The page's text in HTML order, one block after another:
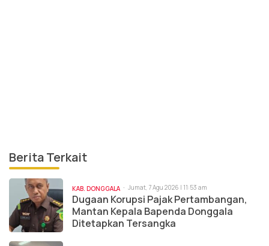
Berita Terkait
KAB. DONGGALA Jumat, 7 Agu 2026 | 11:53 am
Dugaan Korupsi Pajak Pertambangan,
Mantan Kepala Bapenda Donggala
Ditetapkan Tersangka